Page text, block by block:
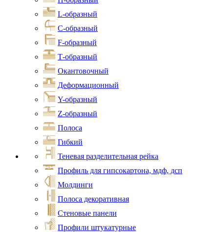
L-образный
С-образный
F-образный
Т-образный
Окантовочный
Деформационный
Y-образный
Z-образный
Полоса
Гибкий
Теневая разделительная рейка
Профиль для гипсокартона, мдф, дсп
Молдинги
Полоса декоративная
Стеновые панели
Профили штукатурные